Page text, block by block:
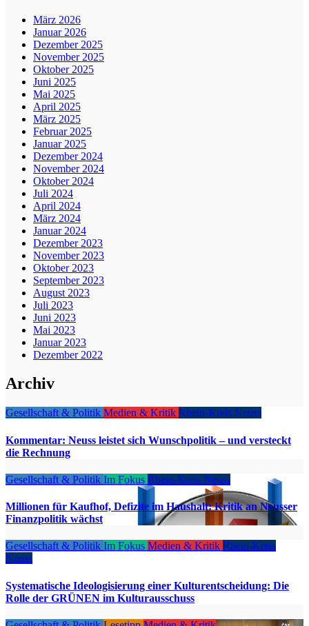
März 2026
Januar 2026
Dezember 2025
November 2025
Oktober 2025
Juni 2025
Mai 2025
April 2025
März 2025
Februar 2025
Januar 2025
Dezember 2024
November 2024
Oktober 2024
Juli 2024
April 2024
März 2024
Januar 2024
Dezember 2023
November 2023
Oktober 2023
September 2023
August 2023
Juli 2023
Juni 2023
Mai 2023
Januar 2023
Dezember 2022
Archiv
Gesellschaft & Politik Medien & Kritik Rhein-Kreis Neuss
Kommentar: Neuss leistet sich Wunschpolitik – und versteckt
die Rechnung
Gesellschaft & Politik Im Fokus Rhein-Kreis Neuss
Millionen für Kaufhof, Defizite im Haushalt: Kritik an Neusser
Finanzpolitik wächst
Gesellschaft & Politik Im Fokus Medien & Kritik Rhein-Kreis
Neuss
Systematische Ideologisierung einer Kulturentscheidung: Die
Rolle der GRÜNEN im Kulturausschuss